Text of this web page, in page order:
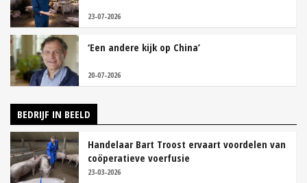
23-07-2026
‘Een andere kijk op China’
20-07-2026
BEDRIJF IN BEELD
Handelaar Bart Troost ervaart voordelen van
coöperatieve voerfusie
23-03-2026